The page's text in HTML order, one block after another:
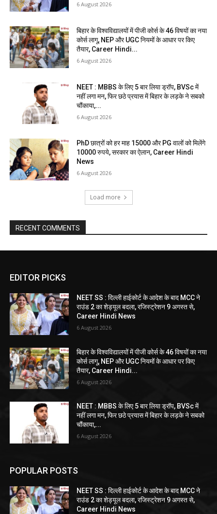
6 August 2026
बिहार के विश्वविद्यालयों में पीजी कोर्स के 46 विषयों का नया
कोर्स लागू, NEP और UGC नियमों के आधार पर किए
तैयार, Career Hindi...
6 August 2026
NEET : MBBS के लिए 5 बार लिया ड्रॉप, BVSc में
नहीं लगा मन, फिर छठे प्रयास में बिहार के लड़के ने सबको
चौंकाया,...
6 August 2026
PhD छात्रों को हर माह 15000 और PG वालों को मिलेंगे
10000 रुपये, सरकार का ऐलान, Career Hindi
News
6 August 2026
Load more
RECENT COMMENTS
EDITOR PICKS
NEET SS : दिल्ली हाईकोर्ट के आदेश के बाद MCC ने
राउंड 2 का शेड्यूल बदला, रजिस्ट्रेशन 9 अगस्त से,
Career Hindi News
6 August 2026
बिहार के विश्वविद्यालयों में पीजी कोर्स के 46 विषयों का नया
कोर्स लागू, NEP और UGC नियमों के आधार पर किए
तैयार, Career Hindi...
6 August 2026
NEET : MBBS के लिए 5 बार लिया ड्रॉप, BVSc में
नहीं लगा मन, फिर छठे प्रयास में बिहार के लड़के ने सबको
चौंकाया,...
6 August 2026
POPULAR POSTS
NEET SS : दिल्ली हाईकोर्ट के आदेश के बाद MCC ने
राउंड 2 का शेड्यूल बदला, रजिस्ट्रेशन 9 अगस्त से,
Career Hindi News